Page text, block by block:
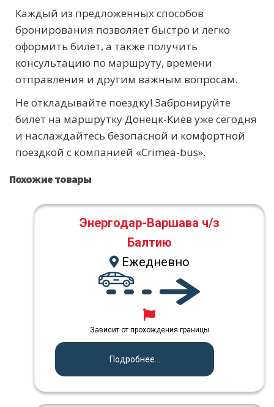
Каждый из предложенных способов
бронирования позволяет быстро и легко
оформить билет, а также получить
консультацию по маршруту, времени
отправления и другим важным вопросам.
Не откладывайте поездку! Забронируйте
билет на маршрутку Донецк-Киев уже сегодня
и наслаждайтесь безопасной и комфортной
поездкой с компанией «Crimea-bus».
Похожие товары
Энергодар-Варшава ч/з
Балтию
Ежедневно
Зависит от прохождения границы
Подробнее...